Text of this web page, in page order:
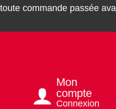
commande passée
Mon
compte
Connexion